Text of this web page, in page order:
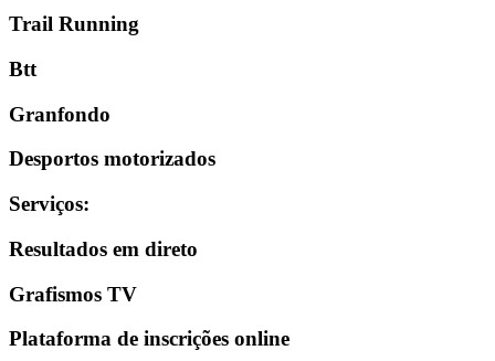
Trail Running
Btt
Granfondo
Desportos motorizados
Serviços:
Resultados em direto
Grafismos TV
Plataforma de inscrições online